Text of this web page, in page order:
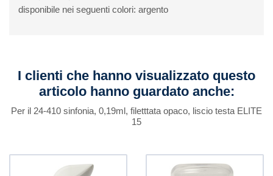
disponibile nei seguenti colori: argento
I clienti che hanno visualizzato questo
articolo hanno guardato anche:
Per il 24-410 sinfonia, 0,19ml, filetttata opaco, liscio testa ELITE
15